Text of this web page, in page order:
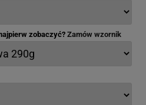
zobaczyć? Zamów wzornik